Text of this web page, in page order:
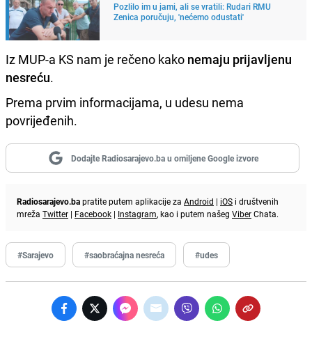
Pozlilo im u jami, ali se vratili: Rudari RMU
Zenica poručuju, 'nećemo odustati'
Iz MUP-a KS nam je rečeno kako nemaju prijavljenu
nesreću.
Prema prvim informacijama, u udesu nema
povrijeđenih.
Dodajte Radiosarajevo.ba u omiljene Google izvore
Radiosarajevo.bapratite putem aplikacije za Android | iOS i društvenih
mreža Twitter | Facebook | Instagram, kao i putem našeg ViberChata.
#Sarajevo #saobraćajna nesreća #udes